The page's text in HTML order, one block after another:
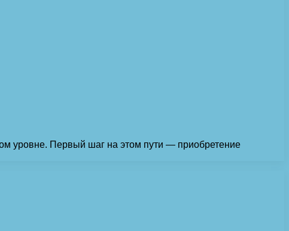
уровне. Первый шаг на этом пути — приобретение